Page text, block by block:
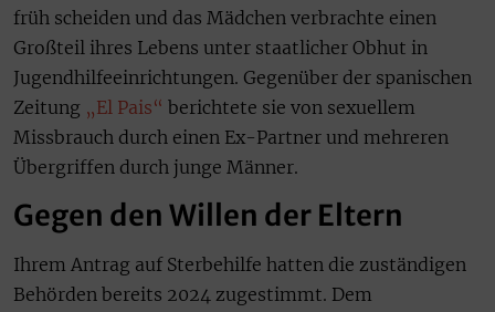
früh scheiden und das Mädchen verbrachte einen
Großteil ihres Lebens unter staatlicher Obhut in
Jugendhilfeeinrichtungen. Gegenüber der spanischen
Zeitung „El Pais“ berichtete sie von sexuellem
Missbrauch durch einen Ex-Partner und mehreren
Übergriffen durch junge Männer.
Gegen den Willen der Eltern
Ihrem Antrag auf Sterbehilfe hatten die zuständigen
Behörden bereits 2024 zugestimmt. Dem